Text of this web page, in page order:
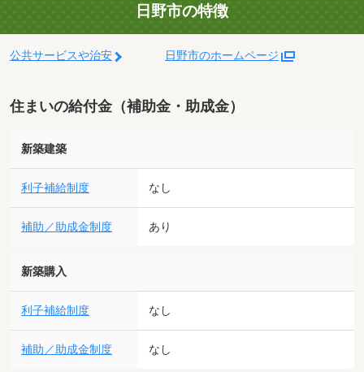
日野市の特徴
公共サービスや治安 日野市のホームページ
住まいの給付金（補助金・助成金）
新築建築
利子補給制度 なし
補助／助成金制度 あり
新築購入
利子補給制度 なし
補助／助成金制度 なし